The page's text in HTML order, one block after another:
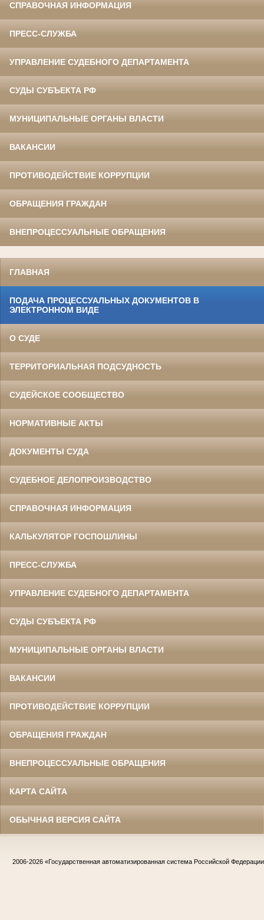
СПРАВОЧНАЯ ИНФОРМАЦИЯ
ПРЕСС-СЛУЖБА
УПРАВЛЕНИЕ СУДЕБНОГО ДЕПАРТАМЕНТА
СУДЫ СУБЪЕКТА РФ
МУНИЦИПАЛЬНЫЕ ОРГАНЫ ВЛАСТИ
ВАКАНСИИ
ПРОТИВОДЕЙСТВИЕ КОРРУПЦИИ
ОБРАЩЕНИЯ ГРАЖДАН
ВНЕПРОЦЕССУАЛЬНЫЕ ОБРАЩЕНИЯ
ГЛАВНАЯ
ПОДАЧА ПРОЦЕССУАЛЬНЫХ ДОКУМЕНТОВ В
ЭЛЕКТРОННОМ ВИДЕ
О СУДЕ
ТЕРРИТОРИАЛЬНАЯ ПОДСУДНОСТЬ
СУДЕЙСКОЕ СООБЩЕСТВО
НОРМАТИВНЫЕ АКТЫ
ДОКУМЕНТЫ СУДА
СУДЕБНОЕ ДЕЛОПРОИЗВОДСТВО
СПРАВОЧНАЯ ИНФОРМАЦИЯ
КАЛЬКУЛЯТОР ГОСПОШЛИНЫ
ПРЕСС-СЛУЖБА
УПРАВЛЕНИЕ СУДЕБНОГО ДЕПАРТАМЕНТА
СУДЫ СУБЪЕКТА РФ
МУНИЦИПАЛЬНЫЕ ОРГАНЫ ВЛАСТИ
ВАКАНСИИ
ПРОТИВОДЕЙСТВИЕ КОРРУПЦИИ
ОБРАЩЕНИЯ ГРАЖДАН
ВНЕПРОЦЕССУАЛЬНЫЕ ОБРАЩЕНИЯ
КАРТА САЙТА
ОБЫЧНАЯ ВЕРСИЯ САЙТА
2006-2026 «Государственная автоматизированная система Российской